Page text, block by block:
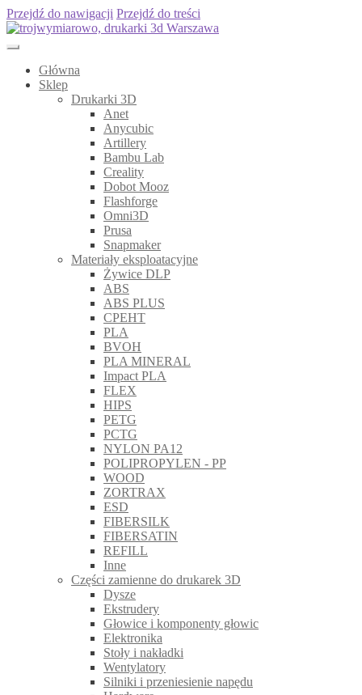
Przejdź do nawigacji Przejdź do treści
Główna
Sklep
Drukarki 3D
Anet
Anycubic
Artillery
Bambu Lab
Creality
Dobot Mooz
Flashforge
Omni3D
Prusa
Snapmaker
Materiały eksploatacyjne
Żywice DLP
ABS
ABS PLUS
CPEHT
PLA
BVOH
PLA MINERAL
Impact PLA
FLEX
HIPS
PETG
PCTG
NYLON PA12
POLIPROPYLEN - PP
WOOD
ZORTRAX
ESD
FIBERSILK
FIBERSATIN
REFILL
Inne
Części zamienne do drukarek 3D
Dysze
Ekstrudery
Głowice i komponenty głowic
Elektronika
Stoły i nakładki
Wentylatory
Silniki i przeniesienie napędu